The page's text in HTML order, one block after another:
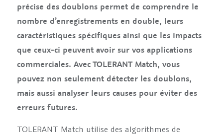
précise des doublons permet de comprendre le
nombre d’enregistrements en double, leurs
caractéristiques spécifiques ainsi que les impacts
que ceux-ci peuvent avoir sur vos applications
commerciales. Avec TOLERANT Match, vous
pouvez non seulement détecter les doublons,
mais aussi analyser leurs causes pour éviter des
erreurs futures.
TOLERANT Match utilise des algorithmes de